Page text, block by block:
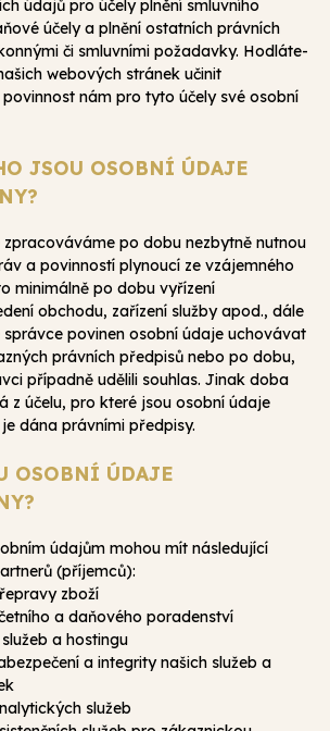
údajů pro účely plnění smluvního
účely a plnění ostatních právních
či smluvními požadavky. Hodláte-
webových stránek učinit
nám pro tyto účely své osobní
JSOU OSOBNÍ ÚDAJE
zpracováváme po dobu nezbytně nutnou
a povinností plynoucí ze vzájemného
minimálně po dobu vyřízení
obchodu, zařízení služby apod., dále
povinen osobní údaje uchovávat
právních předpisů nebo po dobu,
případně udělili souhlas. Jinak doba
z účelu, pro které jsou osobní údaje
dána právními předpisy.
OSOBNÍ ÚDAJE
údajům mohou mít následující
(příjemců):
zboží
a daňového poradenství
a hostingu
a integrity našich služeb a
služeb